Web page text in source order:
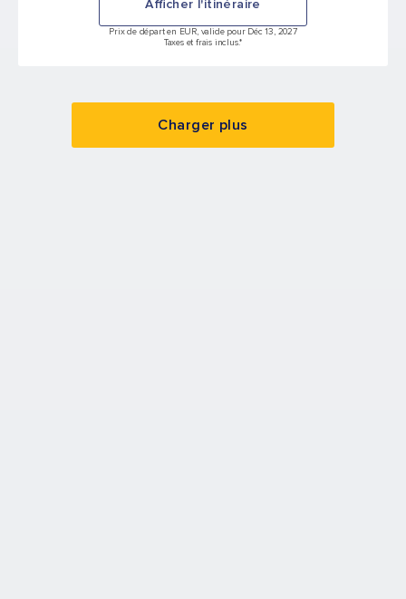
Afficher l'itinéraire
Prix de départ en EUR, valide pour Déc 13, 2027
Taxes et frais inclus.*
Charger plus